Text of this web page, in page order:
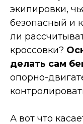
экипировки,
безопасный и
ли
кроссовки?
делать сам
опорно-
А вот что